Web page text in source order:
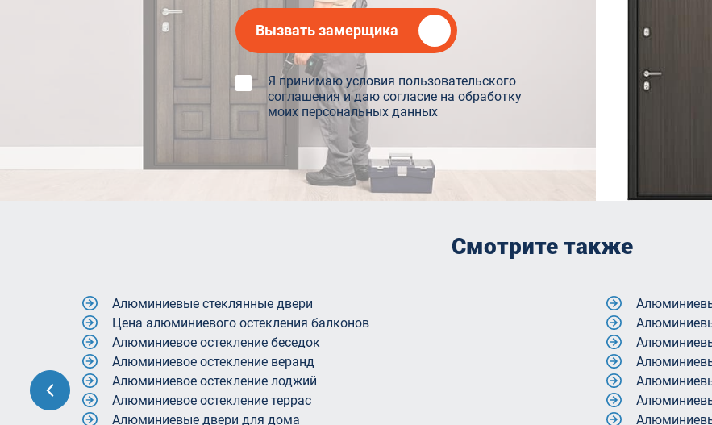
Вызвать замерщика
Я принимаю условия пользовательского
соглашения и даю согласие на обработку
моих персональных данных
Смотрите также
Алюминиевые окна поворотные
Алюминиевые окна с одним стеклом
Алюминиевые окна теплые
Алюминиевые перегородки со стеклом
Алюминиевые раздвижные окна для беседок
Алюминиевые раздвижные окна для веранд
Алюминиевые раздвижные системы
Профиль
Профиль
Теплые
Холодное
Витражное
Витражное